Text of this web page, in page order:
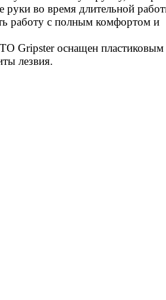
руки во время длительной
работу с полным комфортом и
Gripster оснащен пластиковым
лезвия.